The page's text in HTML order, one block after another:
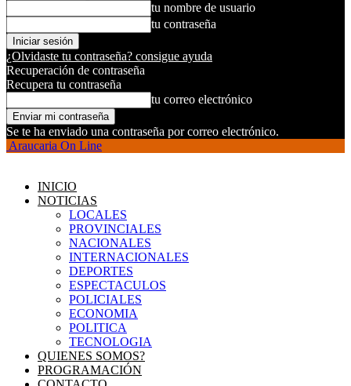
tu nombre de usuario
tu contraseña
¿Olvidaste tu contraseña? consigue ayuda
Recuperación de contraseña
Recupera tu contraseña
tu correo electrónico
Se te ha enviado una contraseña por correo electrónico.
Araucaria On Line
INICIO
NOTICIAS
LOCALES
PROVINCIALES
NACIONALES
INTERNACIONALES
DEPORTES
ESPECTACULOS
POLICIALES
ECONOMIA
POLITICA
TECNOLOGIA
QUIENES SOMOS?
PROGRAMACIÓN